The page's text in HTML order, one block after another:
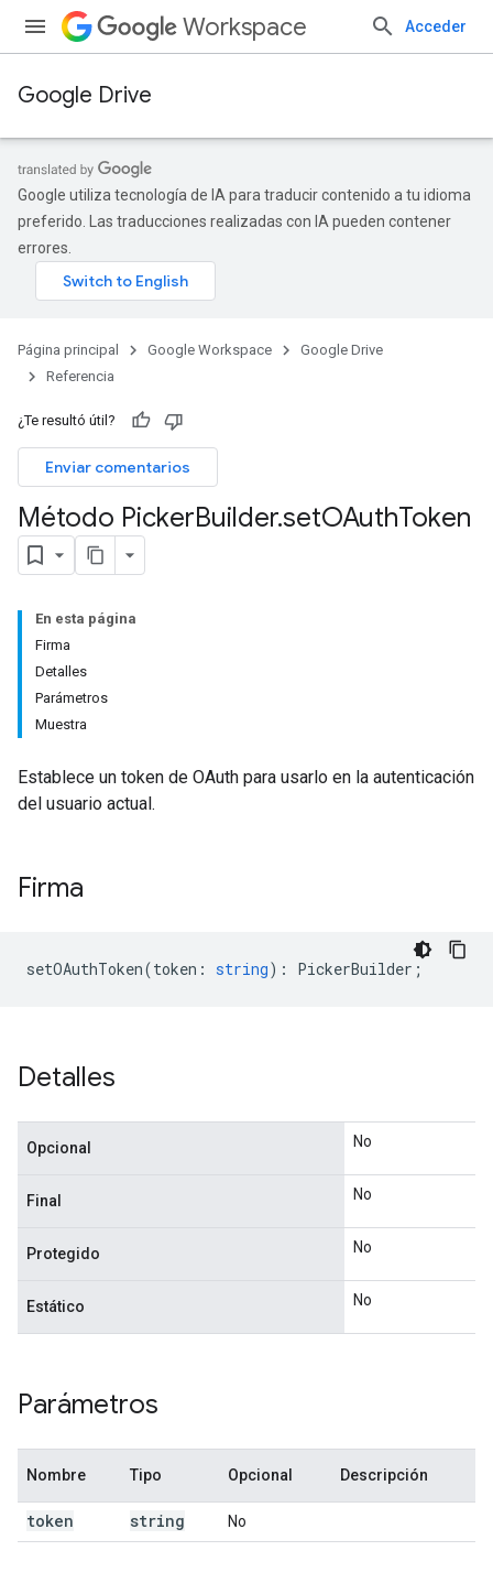
Workspace Acceder
Google Drive
Google utiliza tecnología de IA para traducir contenido a tu idioma
preferido. Las traducciones realizadas con IA pueden contener
errores.
Página principal Google Workspace
Google Drive
Referencia
¿Te resultó útil?
Enviar comentarios
Método PickerBuilder.setOAuthToken
En esta página
Firma
Detalles
Parámetros
Muestra
Establece un token de OAuth para usarlo en la autenticación
del usuario actual.
Firma
setOAuthToken(token : string) : PickerBuilder ;
Detalles
Opcional No
Final No
Protegido No
Estático No
Parámetros
Nombre Tipo Opcional Descripción
token string No